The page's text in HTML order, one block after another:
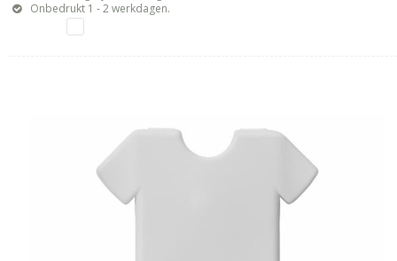
Onbedrukt 1 - 2 werkdagen.